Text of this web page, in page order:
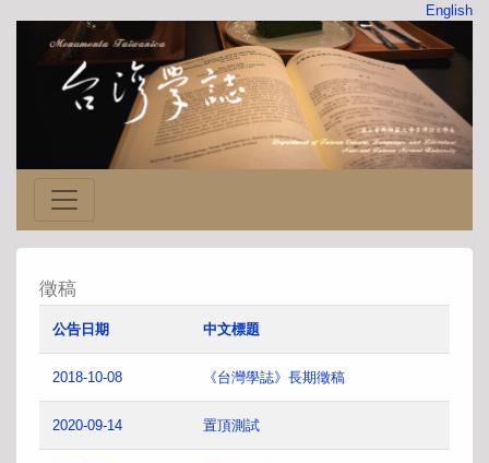
English
徵稿
公告日期 中文標題
2018-10-08 《台灣學誌》長期徵稿
2020-09-14 置頂測試